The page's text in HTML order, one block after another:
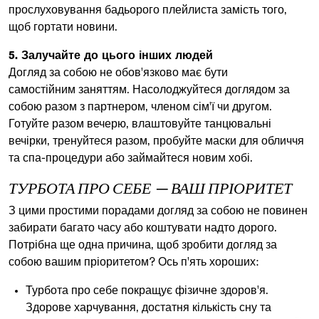
прослуховування бадьорого плейлиста замість того,
щоб гортати новини.
5. Залучайте до цього інших людей
Догляд за собою не обов'язково має бути
самостійним заняттям. Насолоджуйтеся доглядом за
собою разом з партнером, членом сім'ї чи другом.
Готуйте разом вечерю, влаштовуйте танцювальні
вечірки, тренуйтеся разом, пробуйте маски для обличчя
та спа-процедури або займайтеся новим хобі.
ТУРБОТА ПРО СЕБЕ ─ ВАШ ПРІОРИТЕТ
З цими простими порадами догляд за собою не повинен
забирати багато часу або коштувати надто дорого.
Потрібна ще одна причина, щоб зробити догляд за
собою вашим пріоритетом? Ось п'ять хороших:
Турбота про себе покращує фізичне здоров'я.
Здорове харчування, достатня кількість сну та